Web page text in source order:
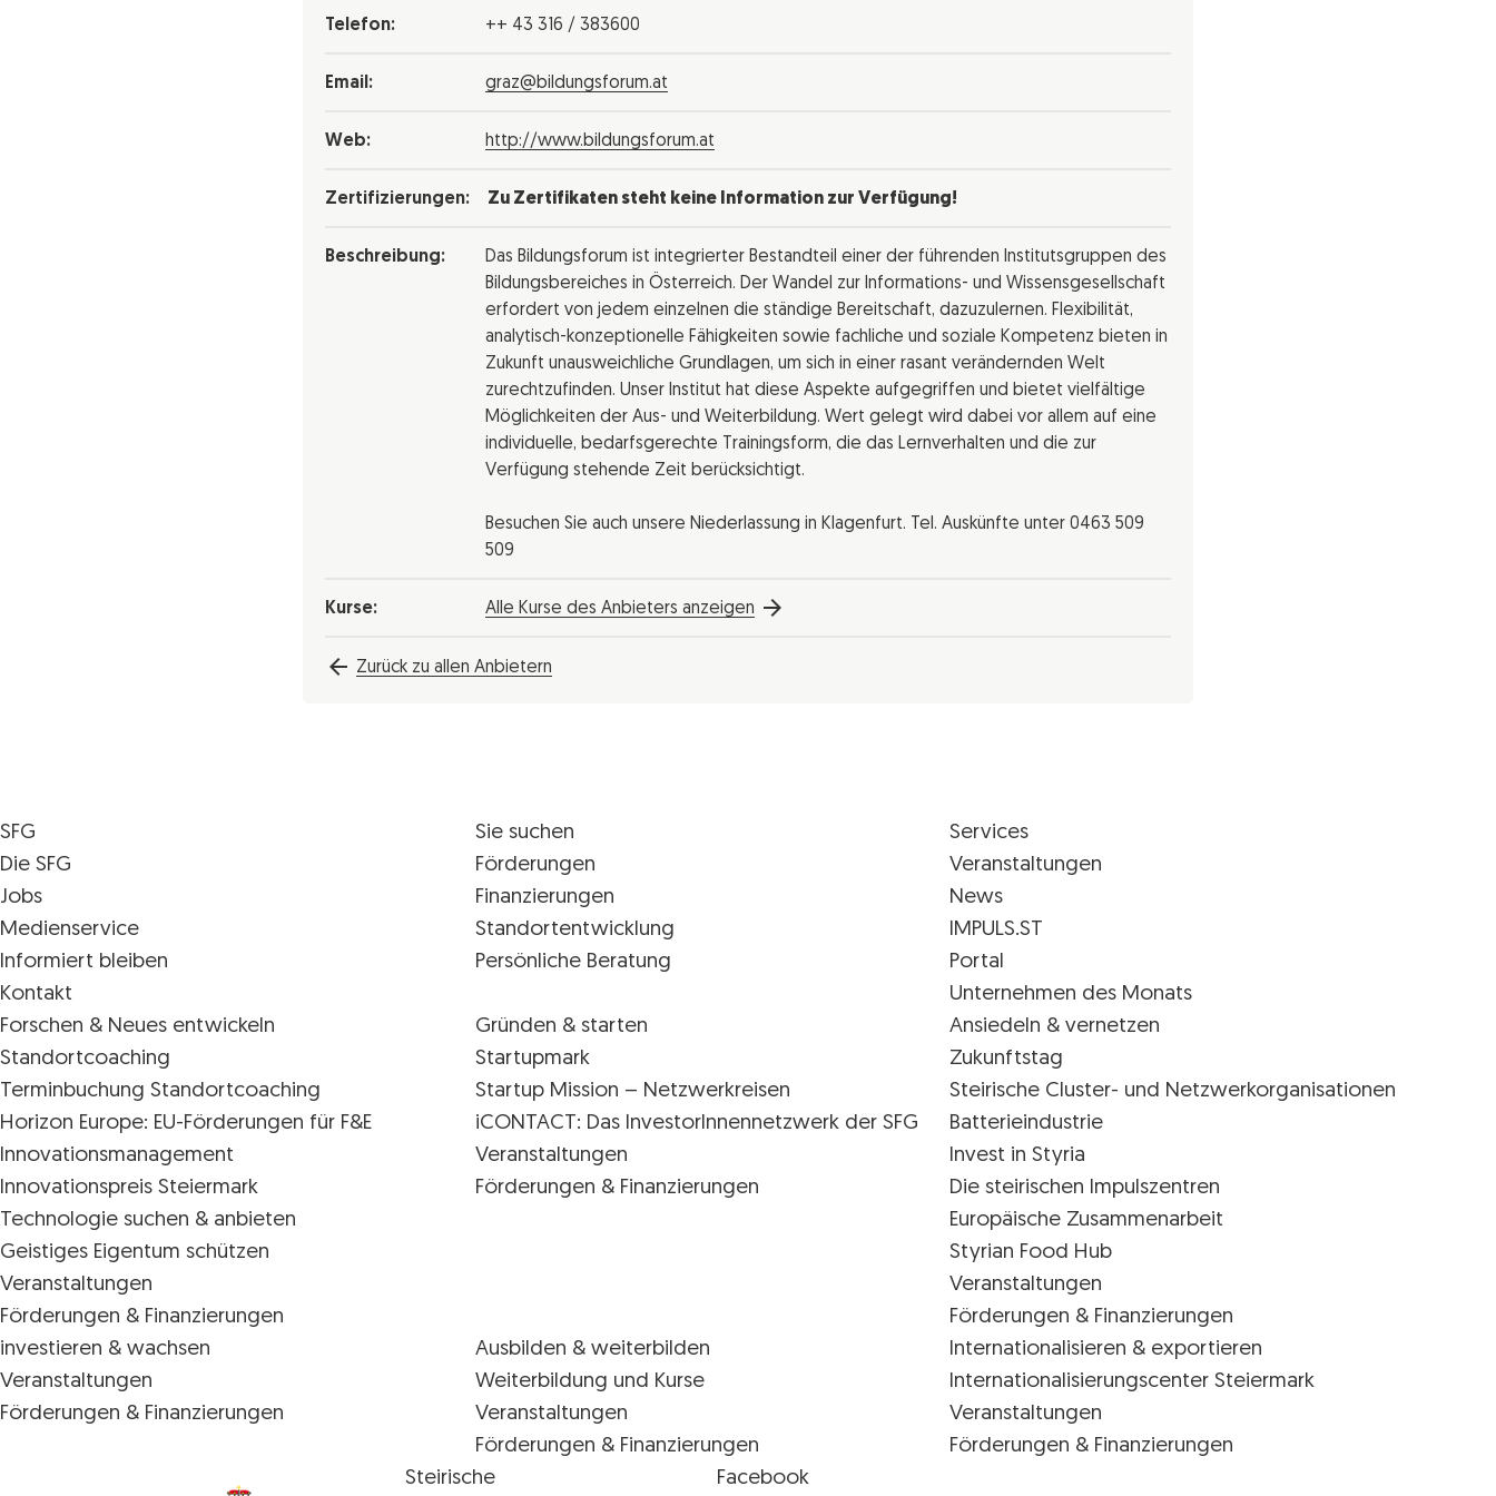
Telefon: ++ 43 316 / 383600
Email: graz@bildungsforum.at
Web: http://www.bildungsforum.at
Zertifizierungen: Zu Zertifikaten steht keine Information zur Verfügung!
Beschreibung:
Das Bildungsforum ist integrierter Bestandteil einer der führenden Institutsgruppen des
Bildungsbereiches in Österreich. Der Wandel zur Informations- und Wissensgesellschaft
erfordert von jedem einzelnen die ständige Bereitschaft, dazuzulernen. Flexibilität,
analytisch-konzeptionelle Fähigkeiten sowie fachliche und soziale Kompetenz bieten in
Zukunft unausweichliche Grundlagen, um sich in einer rasant verändernden Welt
zurechtzufinden. Unser Institut hat diese Aspekte aufgegriffen und bietet vielfältige
Möglichkeiten der Aus- und Weiterbildung. Wert gelegt wird dabei vor allem auf eine
individuelle, bedarfsgerechte Trainingsform, die das Lernverhalten und die zur
Verfügung stehende Zeit berücksichtigt.
Besuchen Sie auch unsere Niederlassung in Klagenfurt. Tel. Auskünfte unter 0463 509
509
Kurse: Alle Kurse des Anbieters anzeigen
Zurück zu allen Anbietern
SFG
Die SFG
Jobs
Medienservice
Informiert bleiben
Kontakt
Sie suchen
Förderungen
Finanzierungen
Standortentwicklung
Persönliche Beratung
Services
Veranstaltungen
News
IMPULS.ST
Portal
Unternehmen des Monats
Forschen & Neues entwickeln
Standortcoaching
Terminbuchung Standortcoaching
Horizon Europe: EU-Förderungen für F&E
Innovations­management
Innovationspreis Steiermark
Technologie suchen & anbieten
Geistiges Eigentum schützen
Veranstaltungen
Förderungen & Finanzierungen
Gründen & starten
Startupmark
Startup Mission – Netzwerkreisen
iCONTACT: Das InvestorInnennetzwerk der SFG
Veranstaltungen
Förderungen & Finanzierungen
Ansiedeln & vernetzen
Zukunftstag
Steirische Cluster- und Netzwerkorganisationen
Batterieindustrie
Invest in Styria
Die steirischen Impulszentren
Europäische Zusammenarbeit
Styrian Food Hub
Veranstaltungen
Förderungen & Finanzierungen
investieren & wachsen
Veranstaltungen
Förderungen & Finanzierungen
Ausbilden & weiterbilden
Weiterbildung und Kurse
Veranstaltungen
Förderungen & Finanzierungen
Internationalisieren & exportieren
Internationalisierungscenter Steiermark
Veranstaltungen
Förderungen & Finanzierungen
Steirische
Facebook